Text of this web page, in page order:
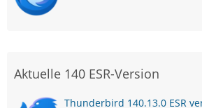
Aktuelle 140 ESR-Version
Thunderbird 140.13.0 ESR